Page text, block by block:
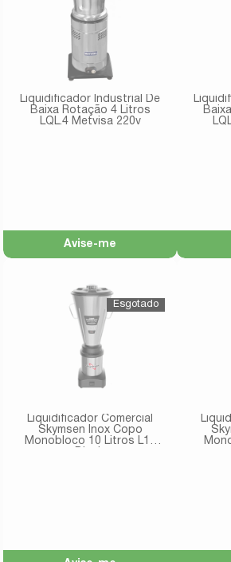
Liquidificador Industrial De
Baixa Rotação 4 Litros
LQL.4 Metvisa 220v
Avise-me
Liquidificador Comercial
Skymsen Inox Copo
Monobloco 10 Litros L10